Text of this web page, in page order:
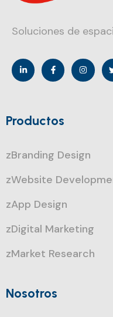
Soluciones de
Productos
zBranding Design
zWebsite
zApp Design
zDigital Marketing
zMarket Research
Nosotros